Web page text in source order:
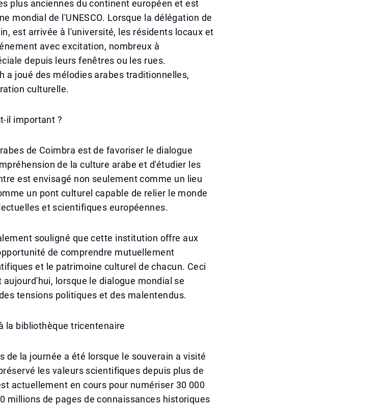
plus anciennes du continent européen et est
mondial de l'UNESCO. Lorsque la délégation de
est arrivée à l'université, les résidents locaux et
avec excitation, nombreux à
depuis leurs fenêtres ou les rues.
a joué des mélodies arabes traditionnelles,
culturelle.
il important ?
de Coimbra est de favoriser le dialogue
de la culture arabe et d'étudier les
est envisagé non seulement comme un lieu
un pont culturel capable de relier le monde
et scientifiques européennes.
souligné que cette institution offre aux
de comprendre mutuellement
et le patrimoine culturel de chacun. Ceci
lorsque le dialogue mondial se
tensions politiques et des malentendus.
la bibliothèque tricentenaire
de la journée a été lorsque le souverain a visité
les valeurs scientifiques depuis plus de
actuellement en cours pour numériser 30 000
millions de pages de connaissances historiques